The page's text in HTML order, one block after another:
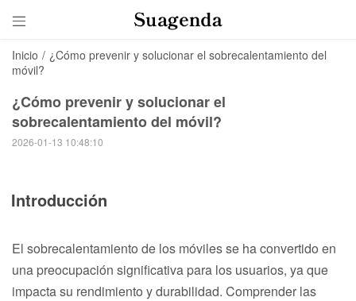

Inicio / ¿Cómo prevenir y solucionar el sobrecalentamiento del
móvil?
¿Cómo prevenir y solucionar el
sobrecalentamiento del móvil?
2026-01-13 10:48:10
Introducción
El sobrecalentamiento de los móviles se ha convertido en
una preocupación significativa para los usuarios, ya que
impacta su rendimiento y durabilidad. Comprender las